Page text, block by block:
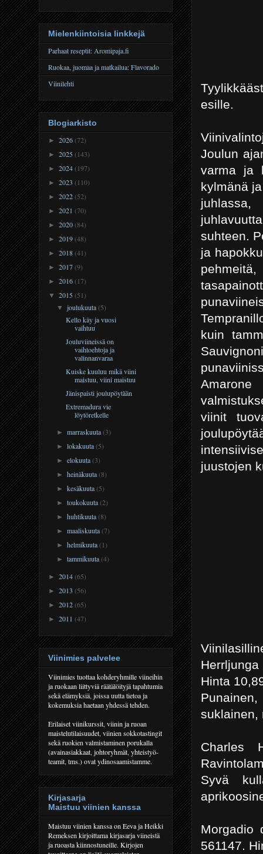
esille.
Joulun
varma ja
kylmänä
juhlassa,
suhteen.
ja
kuin
Amarone
viinit
juustojen
Hinta
suklainen,
Charles
Syvä
Morgadio
561147.
Mielenkiintoisia linkkejä
Parhaat reseptit: Aromipaja.fi
Ruokaa, juomaa ja matkailua: Flavorado
Viinilehti
Blogiarkisto
► 2026(72)
► 2025(143)
► 2024(197)
► 2023 (110)
► 2022(52)
► 2021 (70)
► 2020(84)
► 2019(48)
► 2018(41)
► 2017(9)
► 2016(17)
▼ 2015(51)
▼joulukuuta(5)
Kello käy ja vuosi
vaihtuu
Jouluviineissä on
vaihtoehtoja ja
valinnanvaraa
Kuiske kuuluu mikä viini
maistuu, viini maistuu
Jänispaisti joulupöytään
Extremadura vie
löytöretkelle
►marraskuuta(3)
►lokakuuta(5)
►elokuuta(3)
►heinäkuuta(8)
►kesäkuuta(5)
►toukokuuta(2)
►huhtikuuta(8)
►maaliskuuta(7)
►helmikuuta(1)
►tammikuuta(4)
► 2014(65)
► 2013 (56)
► 2012(65)
► 2011 (47)
Viinimies palvelee
Viinimies tuottaa kohderyhmille viineihin
ja ruokaan liittyviä räätälöityjä tapahtumia
sekä elämyksiä, joissa uutta tietoa ja
kokemuksia haetaan yhdessä tehden.
Erilaiset viinikurssit, viinin ja ruoan
maistelutilaisuudet, viinien sokkotastingit
sekä ruokien valmistaminen porukalla
(avainasiakkaat, johtoryhmät, yhteistyö-
teamit, tms.) ovat ydinosaamistamme.
Kirjasarja
Maistuu viinien kanssa
Maistuu viinien kanssa on Eeva ja Heikki
Remeksen kirjoittama kirjasarja viineistä
ja ruoasta kiinnostuneille. Kirjojen